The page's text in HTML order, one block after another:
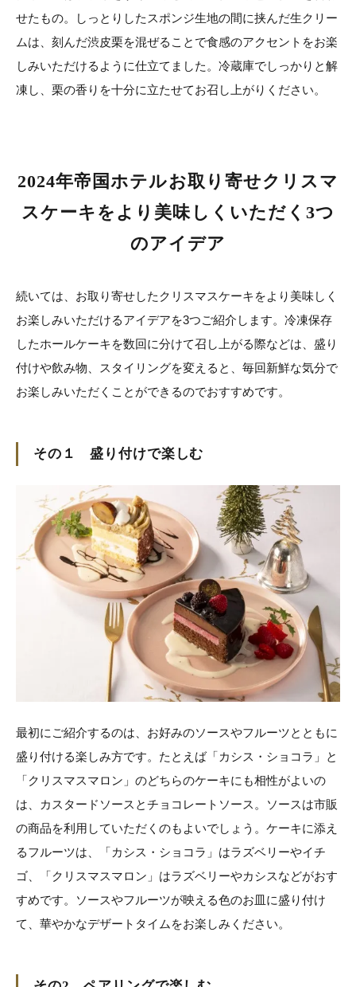
せたもの。しっとりしたスポンジ生地の間に挟んだ生クリー
ムは、刻んだ渋皮栗を混ぜることで食感のアクセントをお楽
しみいただけるように仕立てました。冷蔵庫でしっかりと解
凍し、栗の香りを十分に立たせてお召し上がりください。
2024年帝国ホテルお取り寄せクリスマ
スケーキをより美味しくいただく3つ
のアイデア
続いては、お取り寄せしたクリスマスケーキをより美味しく
お楽しみいただけるアイデアを3つご紹介します。冷凍保存
したホールケーキを数回に分けて召し上がる際などは、盛り
付けや飲み物、スタイリングを変えると、毎回新鮮な気分で
お楽しみいただくことができるのでおすすめです。
その１ 盛り付けで楽しむ
最初にご紹介するのは、お好みのソースやフルーツとともに
盛り付ける楽しみ方です。たとえば「カシス・ショコラ」と
「クリスマスマロン」のどちらのケーキにも相性がよいの
は、カスタードソースとチョコレートソース。ソースは市販
の商品を利用していただくのもよいでしょう。ケーキに添え
るフルーツは、「カシス・ショコラ」はラズベリーやイチ
ゴ、「クリスマスマロン」はラズベリーやカシスなどがおす
すめです。ソースやフルーツが映える色のお皿に盛り付け
て、華やかなデザートタイムをお楽しみください。